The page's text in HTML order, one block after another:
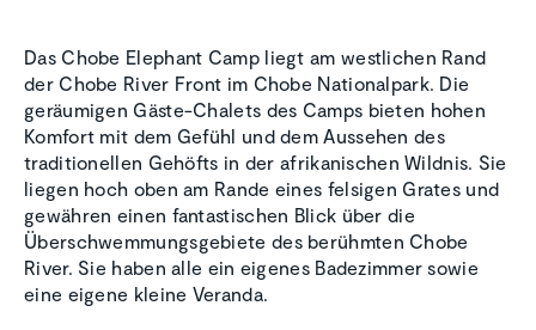
Das Chobe Elephant Camp liegt am westlichen Rand
der Chobe River Front im Chobe Nationalpark. Die
geräumigen Gäste-Chalets des Camps bieten hohen
Komfort mit dem Gefühl und dem Aussehen des
traditionellen Gehöfts in der afrikanischen Wildnis. Sie
liegen hoch oben am Rande eines felsigen Grates und
gewähren einen fantastischen Blick über die
Überschwemmungsgebiete des berühmten Chobe
River. Sie haben alle ein eigenes Badezimmer sowie
eine eigene kleine Veranda.